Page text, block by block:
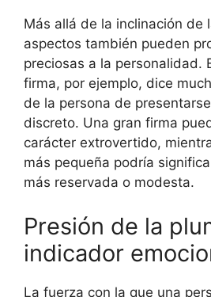
Más allá de la inclinación de
aspectos también pueden
preciosas a la personalidad.
firma, por ejemplo, dice
de la persona de
discreto. Una gran firma
carácter extrovertido,
más pequeña podría
más reservada o modesta.
Presión de la
indicador
La fuerza con la que una